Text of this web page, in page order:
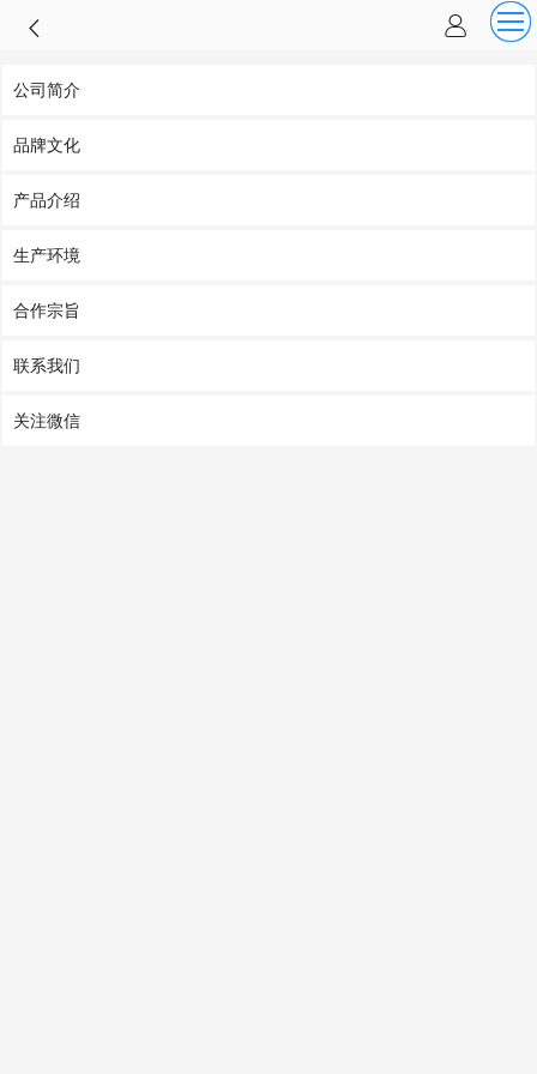
公司简介
品牌文化
产品介绍
生产环境
合作宗旨
联系我们
关注微信